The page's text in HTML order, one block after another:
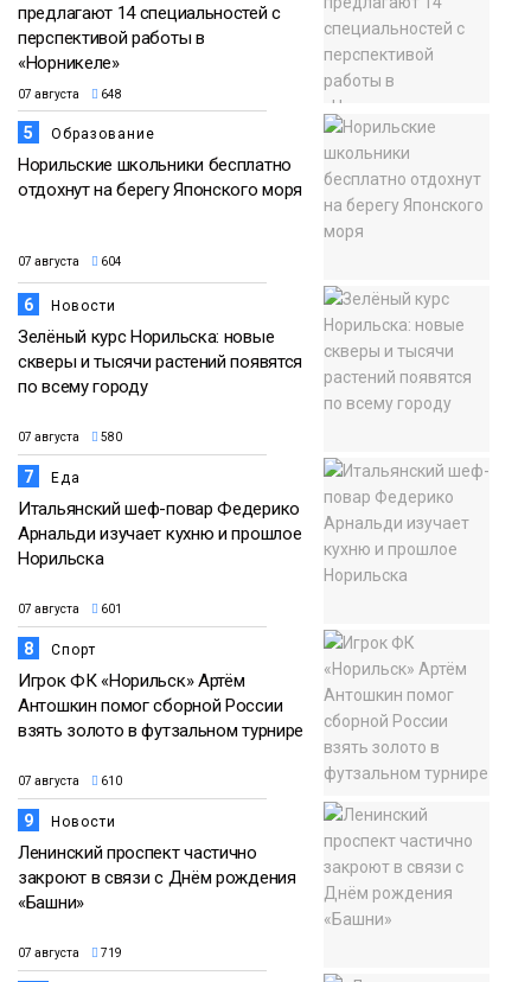
предлагают 14 специальностей с
перспективой работы в
«Норникеле»
07 августа 648
5 Образование
Норильские школьники бесплатно
отдохнут на берегу Японского моря
07 августа 604
6 Новости
Зелёный курс Норильска: новые
скверы и тысячи растений появятся
по всему городу
07 августа 580
7 Еда
Итальянский шеф-повар Федерико
Арнальди изучает кухню и прошлое
Норильска
07 августа 601
8 Спорт
Игрок ФК «Норильск» Артём
Антошкин помог сборной России
взять золото в футзальном турнире
07 августа 610
9 Новости
Ленинский проспект частично
закроют в связи с Днём рождения
«Башни»
07 августа 719